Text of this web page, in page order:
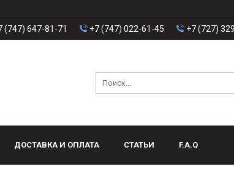
(747) 647-81-71 +7 (747) 022-61-45 +7 (727)
ДОСТАВКА И ОПЛАТА СТАТЬИ F.A.Q